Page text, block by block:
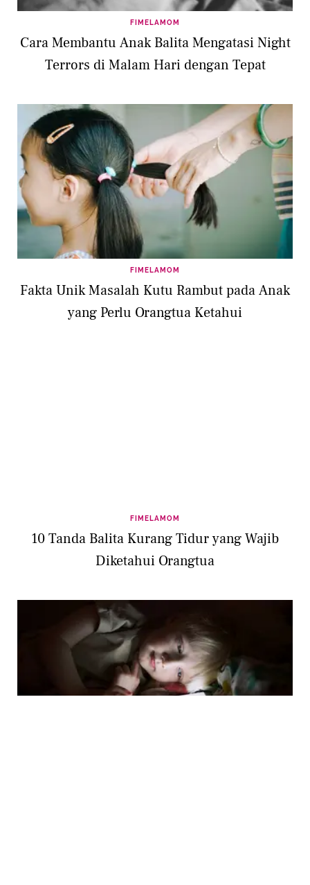
FIMELAMOM
Cara Membantu Anak Balita Mengatasi Night
Terrors di Malam Hari dengan Tepat
FIMELAMOM
Fakta Unik Masalah Kutu Rambut pada Anak
yang Perlu Orangtua Ketahui
FIMELAMOM
10 Tanda Balita Kurang Tidur yang Wajib
Diketahui Orangtua